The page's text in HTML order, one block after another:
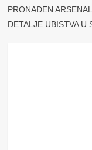
PRONAĐEN
DETALJE UBISTVA U